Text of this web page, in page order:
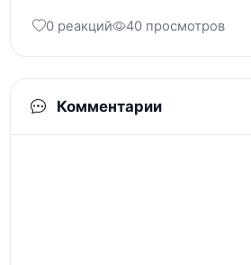
0 реакций 40 просмотров
Комментарии